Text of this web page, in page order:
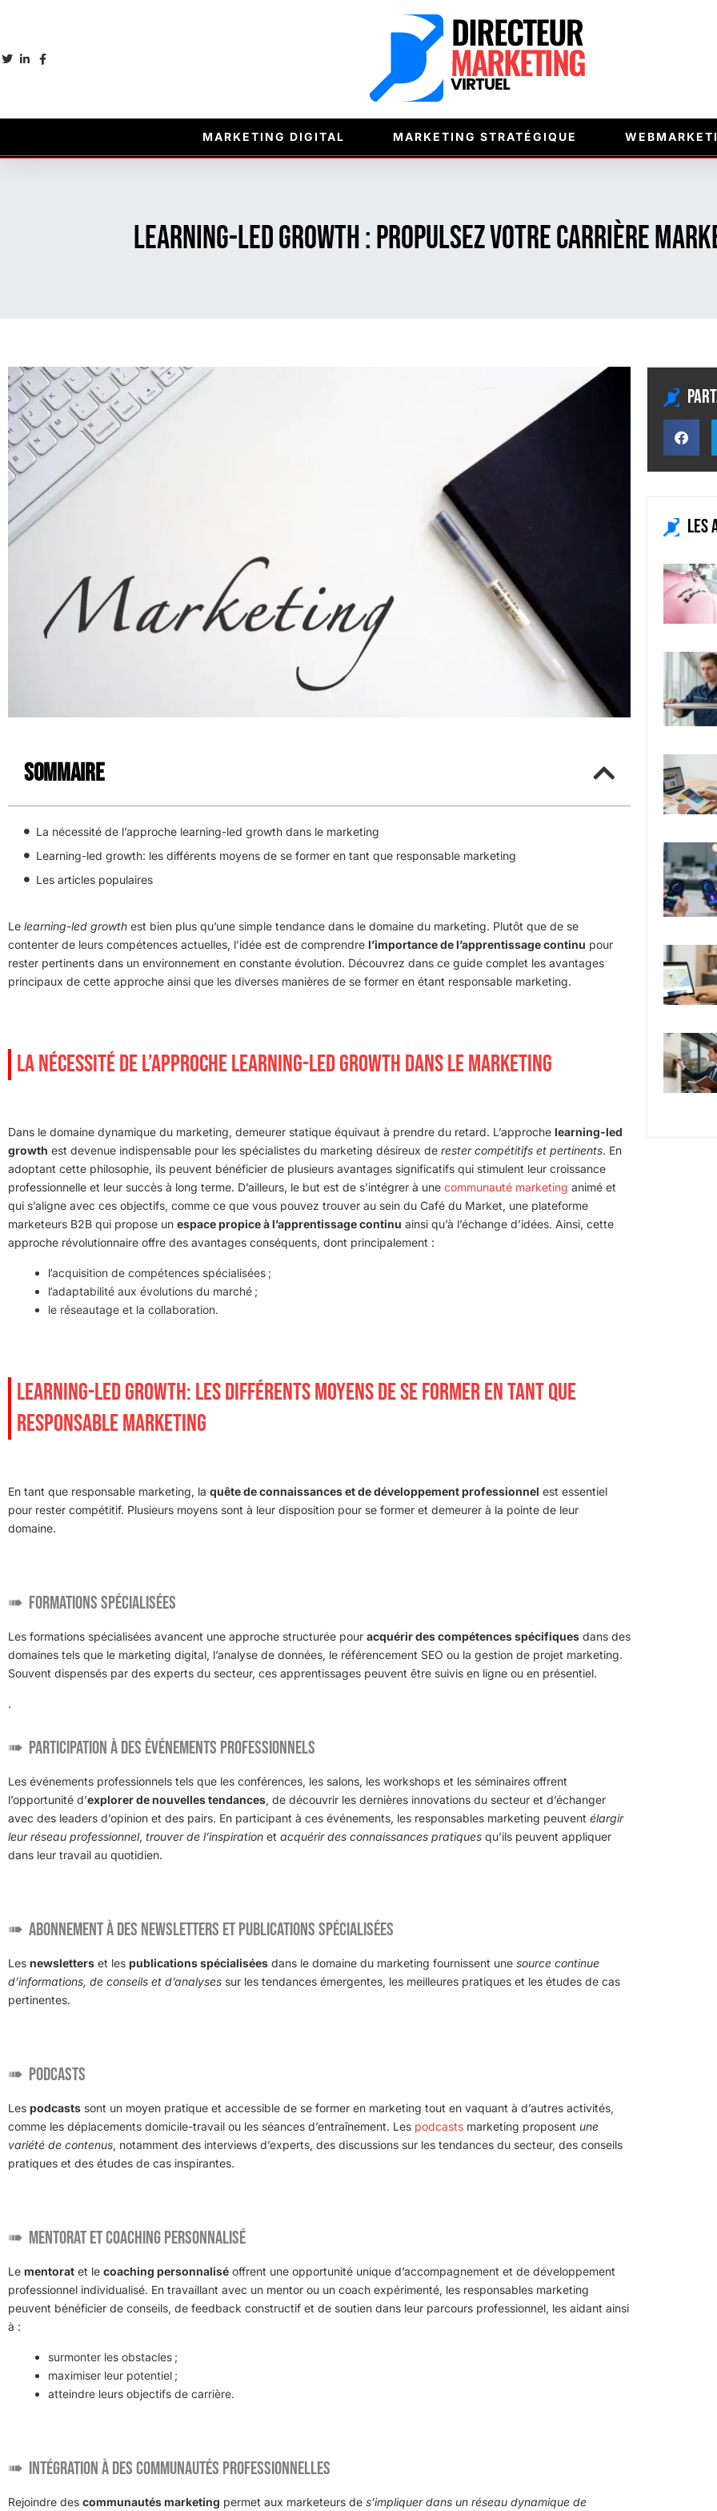
MARKETING DIGITAL MARKETING STRATÉGIQUE
Learning-led growth : propulsez votre carrière
Sommaire
La nécessité de l’approche learning-led growth dans le marketing
Learning-led growth: les différents moyens de se former en tant que responsable marketing
Les articles populaires
Le learning-led growth est bien plus qu’une simple tendance dans le domaine du marketing. Plutôt que de se
contenter de leurs compétences actuelles, l’idée est de comprendre l’importance de l’apprentissage continu pour
rester pertinents dans un environnement en constante évolution. Découvrez dans ce guide complet les avantages
principaux de cette approche ainsi que les diverses manières de se former en étant responsable marketing.
LA NÉCESSITÉ DE L’APPROCHE LEARNING-LED GROWTH DANS LE MARKETING
Dans le domaine dynamique du marketing, demeurer statique équivaut à prendre du retard. L’approche learning-led
growth est devenue indispensable pour les spécialistes du marketing désireux de rester compétitifs et pertinents. En
adoptant cette philosophie, ils peuvent bénéficier de plusieurs avantages significatifs qui stimulent leur croissance
professionnelle et leur succès à long terme. D’ailleurs, le but est de s’intégrer à une communauté marketing animé et
qui s’aligne avec ces objectifs, comme ce que vous pouvez trouver au sein du Café du Market, une plateforme
marketeurs B2B qui propose un espace propice à l’apprentissage continu ainsi qu’à l’échange d’idées. Ainsi, cette
approche révolutionnaire offre des avantages conséquents, dont principalement :
l’acquisition de compétences spécialisées ;
l’adaptabilité aux évolutions du marché ;
le réseautage et la collaboration.
LEARNING-LED GROWTH: LES DIFFÉRENTS MOYENS DE SE FORMER EN TANT QUE
RESPONSABLE MARKETING
En tant que responsable marketing, la quête de connaissances et de développement professionnel est essentiel
pour rester compétitif. Plusieurs moyens sont à leur disposition pour se former et demeurer à la pointe de leur
domaine.
Formations spécialisées
Les formations spécialisées avancent une approche structurée pour acquérir des compétences spécifiques dans des
domaines tels que le marketing digital, l’analyse de données, le référencement SEO ou la gestion de projet marketing.
Souvent dispensés par des experts du secteur, ces apprentissages peuvent être suivis en ligne ou en présentiel.
.
Participation à des événements professionnels
Les événements professionnels tels que les conférences, les salons, les workshops et les séminaires offrent
l’opportunité d’explorer de nouvelles tendances, de découvrir les dernières innovations du secteur et d’échanger
avec des leaders d’opinion et des pairs. En participant à ces événements, les responsables marketing peuvent élargir
leur réseau professionnel, trouver de l’inspiration et acquérir des connaissances pratiques qu’ils peuvent appliquer
dans leur travail au quotidien.
Abonnement à des newsletters et publications spécialisées
Les newsletters et les publications spécialisées dans le domaine du marketing fournissent une source continue
d’informations, de conseils et d’analyses sur les tendances émergentes, les meilleures pratiques et les études de cas
pertinentes.
Podcasts
Les podcasts sont un moyen pratique et accessible de se former en marketing tout en vaquant à d’autres activités,
comme les déplacements domicile-travail ou les séances d’entraînement. Les podcasts marketing proposent une
variété de contenus, notamment des interviews d’experts, des discussions sur les tendances du secteur, des conseils
pratiques et des études de cas inspirantes.
Mentorat et coaching personnalisé
Le mentorat et le coaching personnalisé offrent une opportunité unique d’accompagnement et de développement
professionnel individualisé. En travaillant avec un mentor ou un coach expérimenté, les responsables marketing
peuvent bénéficier de conseils, de feedback constructif et de soutien dans leur parcours professionnel, les aidant ainsi
à :
surmonter les obstacles ;
maximiser leur potentiel ;
atteindre leurs objectifs de carrière.
Intégration à des communautés professionnelles
Rejoindre des communautés marketing permet aux marketeurs de s’impliquer dans un réseau dynamique de